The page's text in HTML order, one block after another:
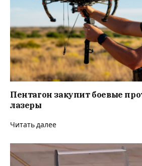
Пентагон закупит боевые
лазеры
Читать далее